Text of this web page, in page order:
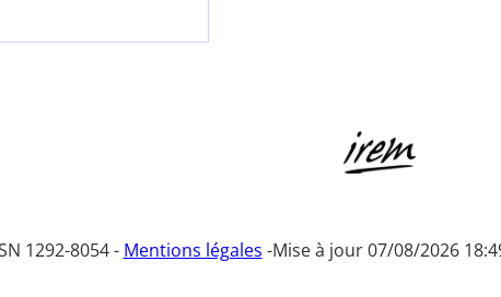
1292-8054 - Mentions légales -Mise à jour 07/08/2026